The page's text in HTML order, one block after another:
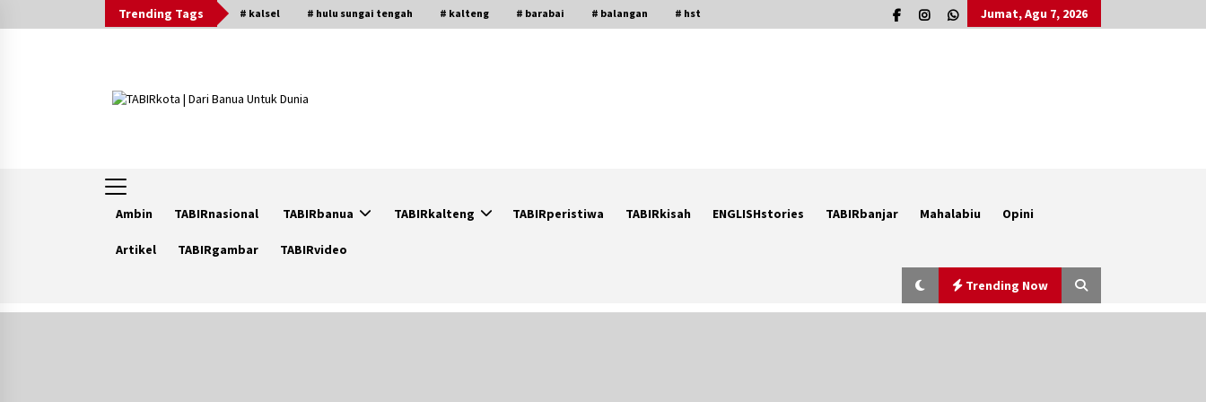
to
Trending Tags # kalsel # hulu sungai tengah # kalteng # barabai # balangan # hst Jumat, Agu 7, 2026
Ambin TABIRnasional TABIRbanua TABIRkalteng TABIRperistiwa TABIRkisah ENGLISHstories TABIRbanjar Mahalabiu Opini
Artikel TABIRgambar TABIRvideo
Trending Now